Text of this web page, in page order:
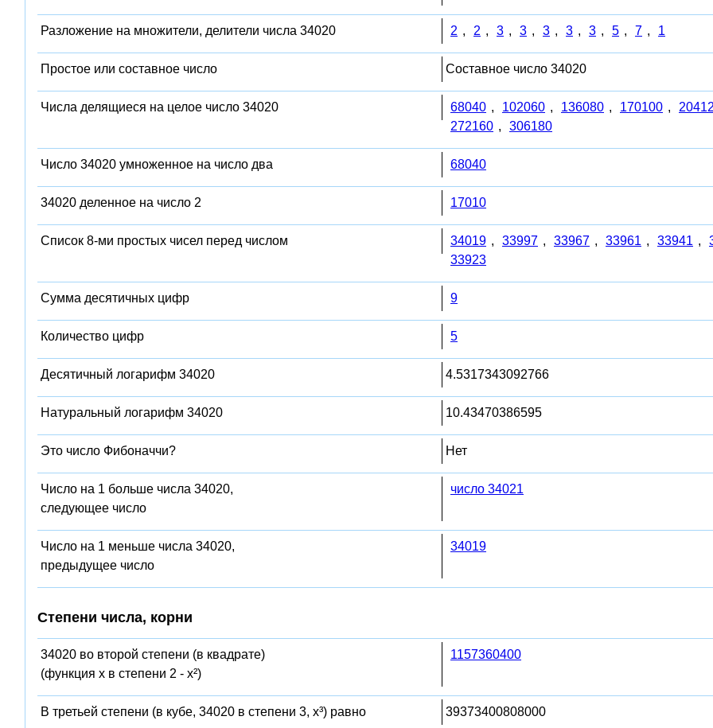
Разложение на множители, делители числа 34020 2 , 2 , 3 , 3 , 3 , 3 , 3 , 5 , 7 , 1
Простое или составное число Составное число 34020
Числа делящиеся на целое число 34020 68040 , 102060 , 136080 , 170100 ,
272160 , 306180
Число 34020 умноженное на число два 68040
34020 деленное на число 2 17010
Список 8-ми простых чисел перед числом 34019 , 33997 , 33967 , 33961 , 33941 ,
33923
Сумма десятичных цифр 9
Количество цифр 5
Десятичный логарифм 34020 4.5317343092766
Натуральный логарифм 34020 10.43470386595
Это число Фибоначчи? Нет
Число на 1 больше числа 34020,
следующее число
число 34021
Число на 1 меньше числа 34020,
предыдущее число
34019
Степени числа, корни
34020 во второй степени (в квадрате)
(функция x в степени 2 - x²)
1157360400
В третьей степени (в кубе, 34020 в степени 3, x³) равно 39373400808000